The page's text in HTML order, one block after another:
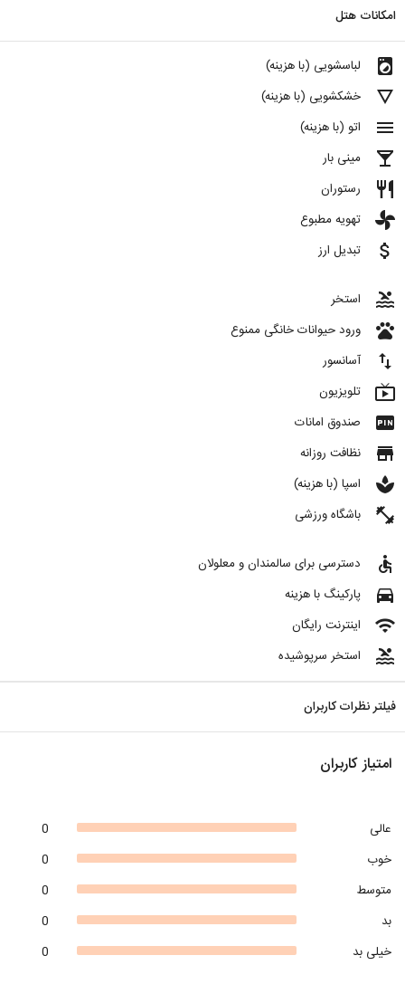
امکانات هتل
local_laundry_service لباسشویی (با هزینه)
details خشکشویی (با هزینه)
menu اتو (با هزینه)
local_bar مینی بار
restaurant رستوران
toys تهویه مطبوع
attach_money تبدیل ارز
pool استخر
pets ورود حیوانات خانگی ممنوع
import_export آسانسور
live_tv تلویزیون
fiber_pin صندوق امانات
store نظافت روزانه
spa اسپا (با هزینه)
fitness_center باشگاه ورزشی
accessible دسترسی برای سالمندان و معلولان
directions_car پارکینگ با هزینه
wifi اینترنت رایگان
pool استخر سرپوشیده
فیلتر نظرات کاربران
امتیاز کاربران
0
عالی
0
خوب
0
متوسط
0
بد
0
خیلی بد